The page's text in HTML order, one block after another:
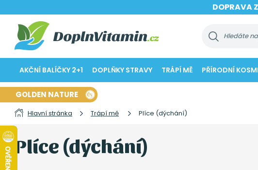
DOPRAVA
AKČNÍ BALÍČKY 2+1 DOPLŇKY STRAVY TRÁPÍ MĚ PŘÍRODNÍ
GOLDEN NATURE
Hlavní stránka Trápí mě Plíce (dýchání)
Plíce (dýchání)